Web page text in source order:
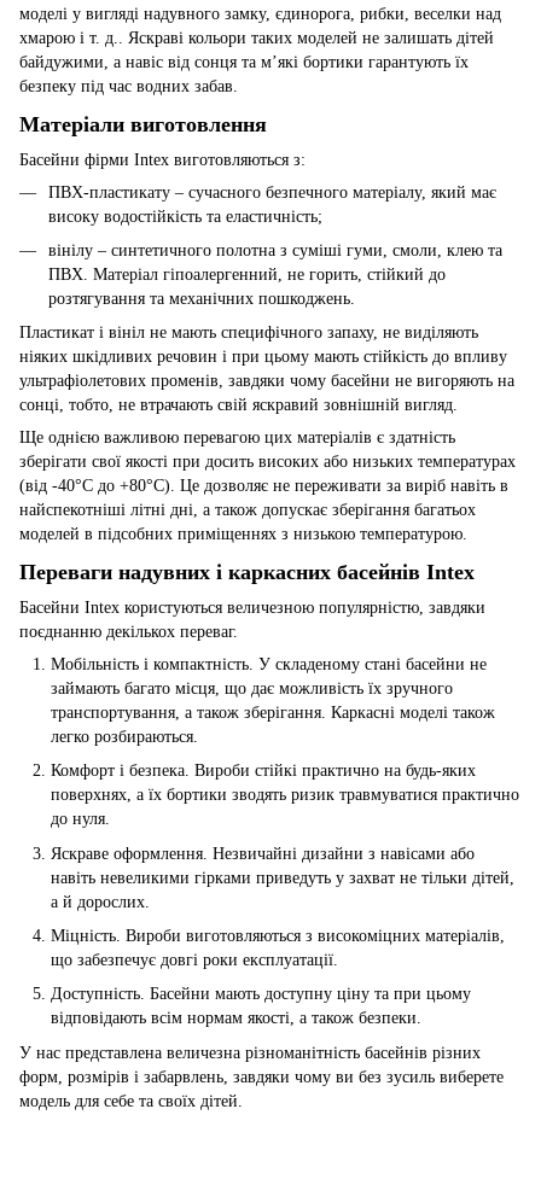
моделі у вигляді надувного замку, єдинорога, рибки, веселки над
хмарою і т. д.. Яскраві кольори таких моделей не залишать дітей
байдужими, а навіс від сонця та м’які бортики гарантують їх
безпеку під час водних забав.
Матеріали виготовлення
Басейни фірми Intex виготовляються з:
ПВХ-пластикату – сучасного безпечного матеріалу, який має
високу водостійкість та еластичність;
вінілу – синтетичного полотна з суміші гуми, смоли, клею та
ПВХ. Матеріал гіпоалергенний, не горить, стійкий до
розтягування та механічних пошкоджень.
Пластикат і вініл не мають специфічного запаху, не виділяють
ніяких шкідливих речовин і при цьому мають стійкість до впливу
ультрафіолетових променів, завдяки чому басейни не вигоряють на
сонці, тобто, не втрачають свій яскравий зовнішній вигляд.
Ще однією важливою перевагою цих матеріалів є здатність
зберігати свої якості при досить високих або низьких температурах
(від -40°C до +80°C). Це дозволяє не переживати за виріб навіть в
найспекотніші літні дні, а також допускає зберігання багатьох
моделей в підсобних приміщеннях з низькою температурою.
Переваги надувних і каркасних басейнів Intex
Басейни Intex користуються величезною популярністю, завдяки
поєднанню декількох переваг.
Мобільність і компактність. У складеному стані басейни не
займають багато місця, що дає можливість їх зручного
транспортування, а також зберігання. Каркасні моделі також
легко розбираються.
Комфорт і безпека. Вироби стійкі практично на будь-яких
поверхнях, а їх бортики зводять ризик травмуватися практично
до нуля.
Яскраве оформлення. Незвичайні дизайни з навісами або
навіть невеликими гірками приведуть у захват не тільки дітей,
а й дорослих.
Міцність. Вироби виготовляються з високоміцних матеріалів,
що забезпечує довгі роки експлуатації.
Доступність. Басейни мають доступну ціну та при цьому
відповідають всім нормам якості, а також безпеки.
У нас представлена величезна різноманітність басейнів різних
форм, розмірів і забарвлень, завдяки чому ви без зусиль виберете
модель для себе та своїх дітей.